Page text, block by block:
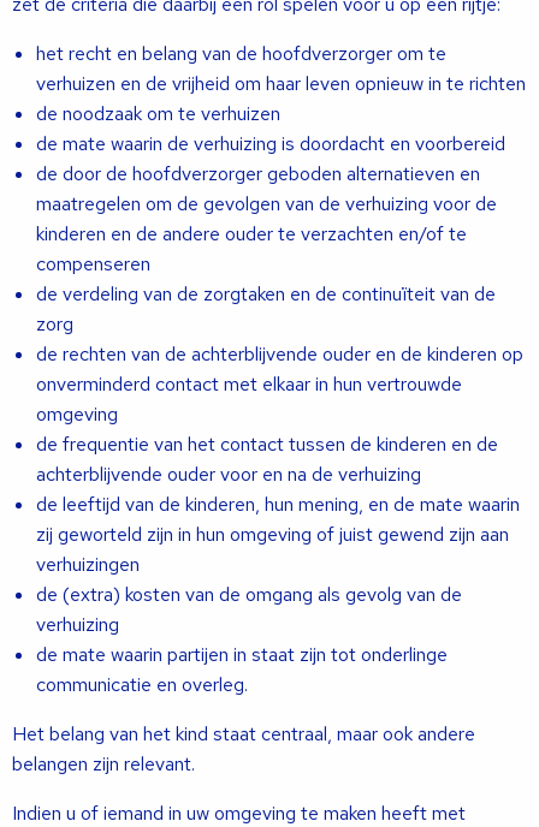
het recht en belang van de hoofdverzorger om te
verhuizen en de vrijheid om haar leven opnieuw in te richten
de noodzaak om te verhuizen
de mate waarin de verhuizing is doordacht en voorbereid
de door de hoofdverzorger geboden alternatieven en
maatregelen om de gevolgen van de verhuizing voor de
kinderen en de andere ouder te verzachten en/of te
compenseren
de verdeling van de zorgtaken en de continuïteit van de
zorg
de rechten van de achterblijvende ouder en de kinderen op
onverminderd contact met elkaar in hun vertrouwde
omgeving
de frequentie van het contact tussen de kinderen en de
achterblijvende ouder voor en na de verhuizing
de leeftijd van de kinderen, hun mening, en de mate waarin
zij geworteld zijn in hun omgeving of juist gewend zijn aan
verhuizingen
de (extra) kosten van de omgang als gevolg van de
verhuizing
de mate waarin partijen in staat zijn tot onderlinge
communicatie en overleg.
Het belang van het kind staat centraal, maar ook andere
belangen zijn relevant.
Indien u of iemand in uw omgeving te maken heeft met